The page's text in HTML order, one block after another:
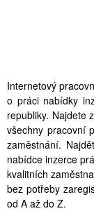
Internetový
o práci nabídky
republiky. Najdete
všechny pracovní
zaměstnání.
nabídce inzerce
kvalitních
bez potřeby
od A až do Z.